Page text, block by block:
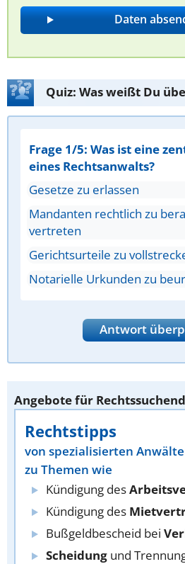
Quiz: Was weißt Du
Frage 1/5: Was ist eine
eines Rechtsanwalts?
Gesetze zu erlassen
Mandanten rechtlich zu
vertreten
Gerichtsurteile zu
Notarielle Urkunden zu
Antwort
Angebote für
Rechtstipps
von spezialisierten
zu Themen wie
Kündigung des
Kündigung des
Bußgeldbescheid bei
Scheidung und